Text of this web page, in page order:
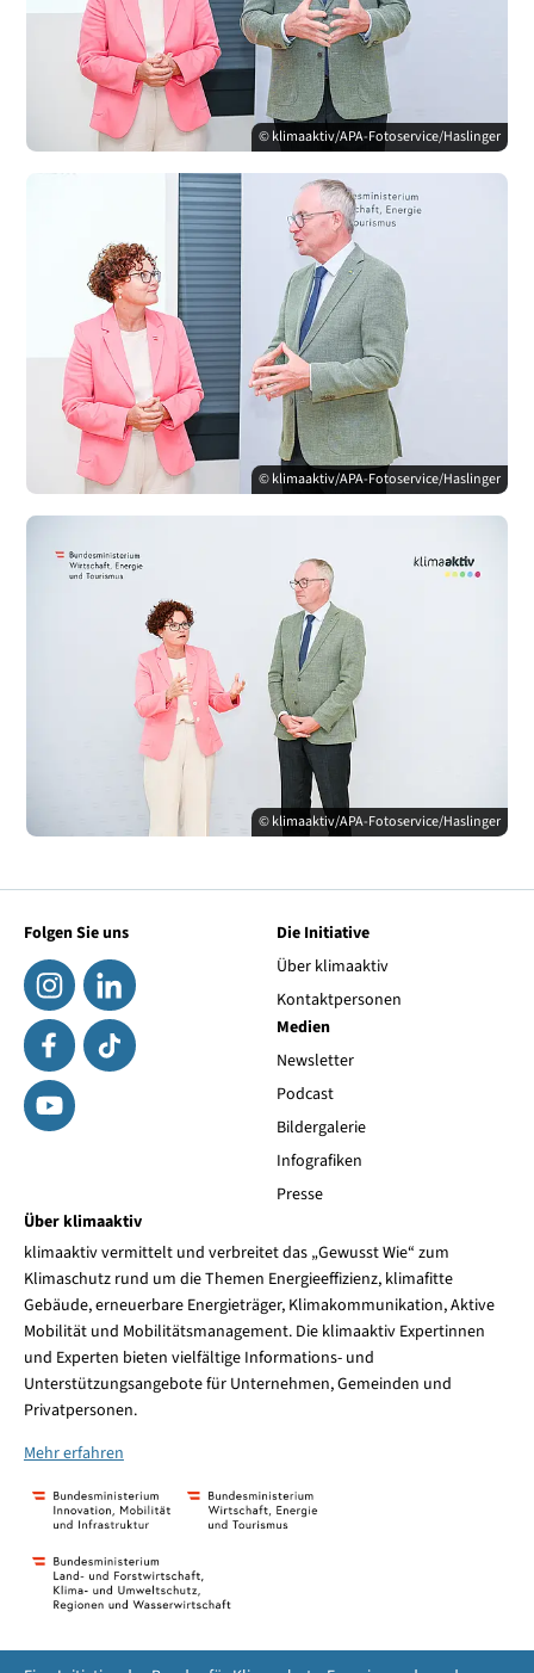
© klimaaktiv/APA-Fotoservice/Haslinger
© klimaaktiv/APA-Fotoservice/Haslinger
© klimaaktiv/APA-Fotoservice/Haslinger
Folgen Sie uns
Die Initiative
Über klimaaktiv
Kontaktpersonen
Medien
Newsletter
Podcast
Bildergalerie
Infografiken
Presse
Über klimaaktiv
klimaaktiv vermittelt und verbreitet das „Gewusst Wie“ zum
Klimaschutz rund um die Themen Energieeffizienz, klimafitte
Gebäude, erneuerbare Energieträger, Klimakommunikation, Aktive
Mobilität und Mobilitätsmanagement. Die klimaaktiv Expertinnen
und Experten bieten vielfältige Informations- und
Unterstützungsangebote für Unternehmen, Gemeinden und
Privatpersonen.
Mehr erfahren